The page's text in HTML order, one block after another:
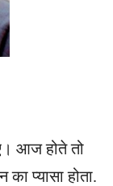
आज होते तो
का प्यासा होता.